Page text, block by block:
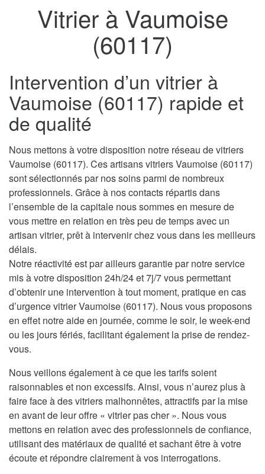
Vitrier à Vaumoise
(60117)
Intervention d’un vitrier à
Vaumoise (60117) rapide et
de qualité
Nous mettons à votre disposition notre réseau de vitriers
Vaumoise (60117). Ces artisans vitriers Vaumoise (60117)
sont sélectionnés par nos soins parmi de nombreux
professionnels. Grâce à nos contacts répartis dans
l’ensemble de la capitale nous sommes en mesure de
vous mettre en relation en très peu de temps avec un
artisan vitrier, prêt à intervenir chez vous dans les meilleurs
délais.
Notre réactivité est par ailleurs garantie par notre service
mis à votre disposition 24h/24 et 7j/7 vous permettant
d’obtenir une intervention à tout moment, pratique en cas
d’urgence vitrier Vaumoise (60117). Nous vous proposons
en effet notre aide en journée, comme le soir, le week-end
ou les jours fériés, facilitant également la prise de rendez-
vous.
Nous veillons également à ce que les tarifs soient
raisonnables et non excessifs. Ainsi, vous n’aurez plus à
faire face à des vitriers malhonnêtes, attractifs par la mise
en avant de leur offre « vitrier pas cher ». Nous vous
mettons en relation avec des professionnels de confiance,
utilisant des matériaux de qualité et sachant être à votre
écoute et répondre clairement à vos interrogations.